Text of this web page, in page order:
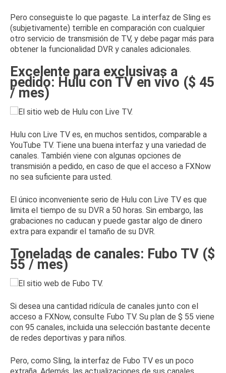
Pero conseguiste lo que pagaste. La interfaz de Sling es
(subjetivamente) terrible en comparación con cualquier
otro servicio de transmisión de TV, y debe pagar más para
obtener la funcionalidad DVR y canales adicionales.
Excelente para exclusivas a
pedido: Hulu con TV en vivo ($ 45
/ mes)
Hulu con Live TV es, en muchos sentidos, comparable a
YouTube TV. Tiene una buena interfaz y una variedad de
canales. También viene con algunas opciones de
transmisión a pedido, en caso de que el acceso a FXNow
no sea suficiente para usted.
El único inconveniente serio de Hulu con Live TV es que
limita el tiempo de su DVR a 50 horas. Sin embargo, las
grabaciones no caducan y puede gastar algo de dinero
extra para expandir el tamaño de su DVR.
Toneladas de canales: Fubo TV ($
55 / mes)
Si desea una cantidad ridícula de canales junto con el
acceso a FXNow, consulte Fubo TV. Su plan de $ 55 viene
con 95 canales, incluida una selección bastante decente
de redes deportivas y para niños.
Pero, como Sling, la interfaz de Fubo TV es un poco